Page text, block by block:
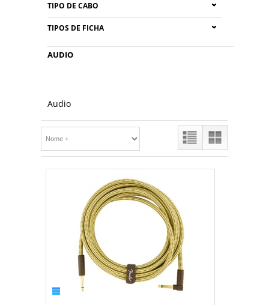
TIPO DE CABO
TIPOS DE FICHA
AUDIO
Audio